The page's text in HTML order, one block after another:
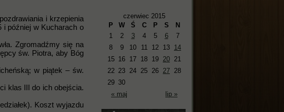
i krzepienia
i później w Kucharach o
Zgromadźmy się na
św. Piotra, aby Bóg
w piątek – św.
klas III do ich obejścia.
Koszt wyjazdu
czerwiec 2015
P
W Ś C P S N
« maj lip »
1 2 3 4 5 6
7
8
9 10 11 12 13 14
15 16 17 18 19 20 21
22 23 24 25 26 27 28
29 30